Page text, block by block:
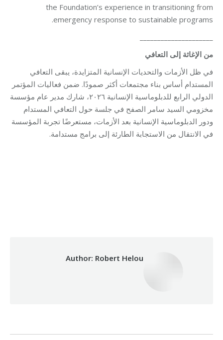
the Foundation’s experience in transitioning from
emergency response to sustainable programs.
من الإغاثة إلى التعافي
في ظل الأزمات والتحديات الإنسانية المتزايدة، يبقى التعافي
المستدام أساس بناء مجتمعات أكثر صمودًا. ضمن فعاليات المؤتمر
الدولي الرابع للدبلوماسية الإنسانية ٢٠٢٦، شارك مدير عام مؤسسة
مخزومي السيد سامر الصفح في جلسة حول التعافي المستدام
ودور الدبلوماسية الإنسانية بعد الأزمات، مستعرضًا تجربة المؤسسة
في الانتقال من الاستجابة الطارئة إلى برامج مستدامة.
Author: Robert Helou